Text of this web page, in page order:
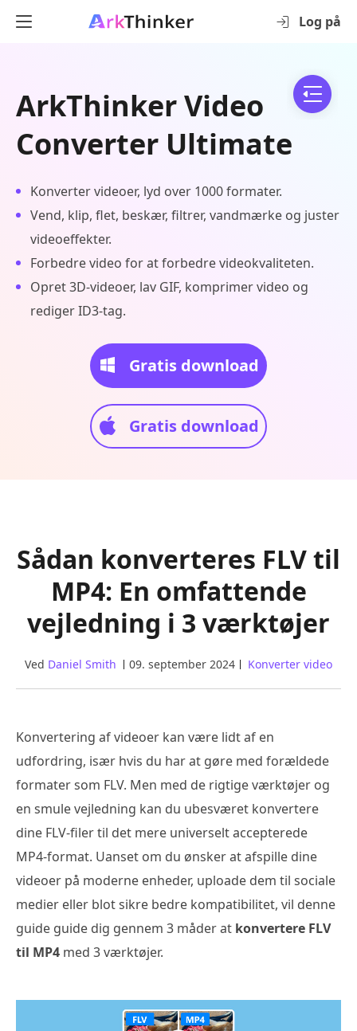
Log på
ArkThinker Video
Converter Ultimate
Konverter videoer, lyd over 1000 formater.
Vend, klip, flet, beskær, filtrer, vandmærke og juster
videoeffekter.
Forbedre video for at forbedre videokvaliteten.
Opret 3D-videoer, lav GIF, komprimer video og
rediger ID3-tag.
Gratis download
Gratis download
Sådan konverteres FLV til
MP4: En omfattende
vejledning i 3 værktøjer
Ved Daniel Smith 09. september 2024 Konverter video
Konvertering af videoer kan være lidt af en
udfordring, især hvis du har at gøre med forældede
formater som FLV. Men med de rigtige værktøjer og
en smule vejledning kan du ubesværet konvertere
dine FLV-filer til det mere universelt accepterede
MP4-format. Uanset om du ønsker at afspille dine
videoer på moderne enheder, uploade dem til sociale
medier eller blot sikre bedre kompatibilitet, vil denne
guide guide dig gennem 3 måder at konvertere FLV
til MP4 med 3 værktøjer.